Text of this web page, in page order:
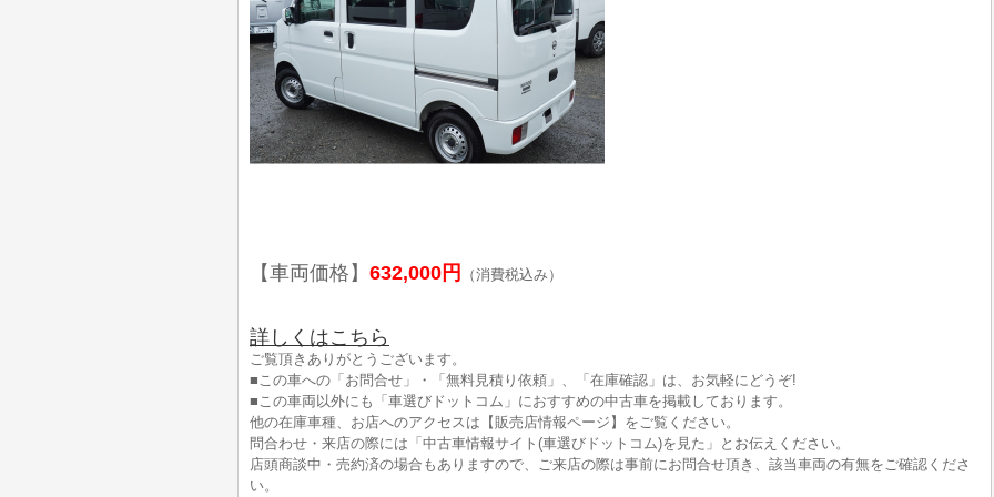
【車両価格】 632,000円 （消費税込み）
詳しくはこちら
ご覧頂きありがとうございます。
■この車への「お問合せ」・「無料見積り依頼」、「在庫確認」は、お気軽にどうぞ!
■この車両以外にも「車選びドットコム」におすすめの中古車を掲載しております。
他の在庫車種、お店へのアクセスは【販売店情報ページ】をご覧ください。
問合わせ・来店の際には「中古車情報サイト(車選びドットコム)を見た」とお伝えください。
店頭商談中・売約済の場合もありますので、ご来店の際は事前にお問合せ頂き、該当車両の有無をご確認くださ
い。